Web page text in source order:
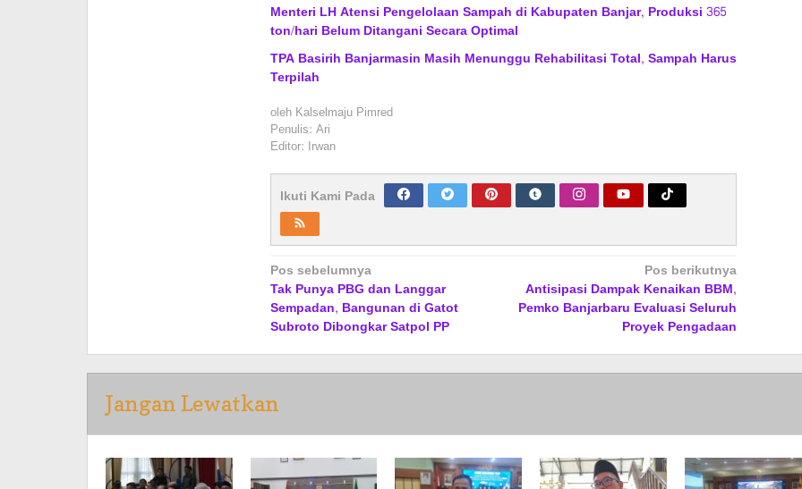
Menteri LH Atensi Pengelolaan Sampah di Kabupaten Banjar, Produksi 365
ton/hari Belum Ditangani Secara Optimal
TPA Basirih Banjarmasin Masih Menunggu Rehabilitasi Total, Sampah Harus
Terpilah
oleh Kalselmaju Pimred
Penulis: Ari
Editor: Irwan
Ikuti Kami Pada
Navigasi
pos
Pos sebelumnya
Tak Punya PBG dan Langgar
Sempadan, Bangunan di Gatot
Subroto Dibongkar Satpol PP
Pos berikutnya
Antisipasi Dampak Kenaikan BBM,
Pemko Banjarbaru Evaluasi Seluruh
Proyek Pengadaan
Jangan Lewatkan